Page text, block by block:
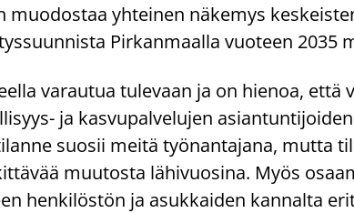
muo­dos­taa yh­tei­nen nä­ke­mys
Pir­kan­maal­la vuo­teen 2035
va­rau­tua tu­le­vaan ja on hie­noa, että
ja kas­vu­pal­ve­lu­jen
suo­sii meitä työ­nan­ta­ja­na, mutta
muu­tos­ta lä­hi­vuo­si­na. Myös
hen­ki­lös­tön ja asuk­kai­den kan­nal­ta